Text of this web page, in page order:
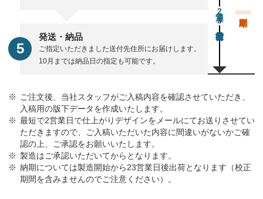
発送・納品
ご指定いただきました送付先住所にお届けします。
10月までは納品日の指定も可能です。
通常23営業日後出荷
ご注文後、当社スタッフがご入稿内容を確認させていただき、
入稿用の版下データを作成いたします。
最短で2営業日で仕上がりデザインをメールにてお送りさせてい
ただきますので、ご入稿いただいた内容に間違いがないかご確
認の上、ご承認をお願いいたします。
製造はご承認いただいてからとなります。
納期については製造開始から23営業日後出荷となります（校正
期間を含みませんのでご注意ください）。